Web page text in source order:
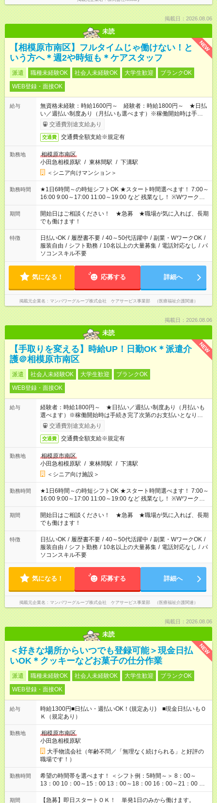
掲載日：2026.08.06
未読
NEW
【相模原市南区】フルタイムじゃ働けない！と
いう方へ＊週2や時短も＊ケアスタッフ
派遣 職種未経験OK 社会人未経験OK 大学生歓迎
ブランクOK
WEB登録・面接OK
給与
無資格未経験：時給1600円～ 経験者：時給1800円～ ★日払
い／週払い制度あり（月払いも選べます）※稼働開始時は手続き
完了次第のお支払いとなります。
交通費別途支給あり
交通費 交通費全額支給※規定有
勤務地
相模原市南区
小田急相模原駅 / 東林間駅 / 下溝駅
＜シニア向けマンション＞
勤務時間
★1日6時間～の時短シフトOK ★スタート時間選べます！ 7:00～
16:00 9:00～17:00 11:00～19:00 など 残業なし！ ※Wワークの
場合、他のお仕事と合わせ週40時間超の就業はご案内できませ
ん ※法令に基づき、週20時間以上勤務は社会保険への加入対象
となります ※労働者派遣法（日雇い派遣の原則禁止）により、
短時間・短期間の就業はご案内が難しい場合があります
期間
開始日はご相談ください！ ★急募 ★職場が気に入れば、長期
でも働けます！
特徴 日払いOK / 履歴書不要 / 40～50代活躍中 / 副業・WワークOK /
服装自由 / シフト勤務 / 10名以上の大量募集 / 電話対応なし / パ
ソコンスキル不要
気になる！ 応募する 詳細へ
掲載元企業名 マンパワーグループ株式会社 ケアサービス事業部 （医療福祉介護関連）
掲載日：2026.08.06
未読
NEW
【手取りを変える】時給UP！日勤OK＊派遣介
護＠相模原市南区
派遣 社会人未経験OK 大学生歓迎
ブランクOK
WEB登録・面接OK
給与
経験者：時給1800円～ ★日払い／週払い制度あり（月払いも
選べます）※稼働開始時は手続き完了次第のお支払いとなりま
す。交通費別途支給あり
交通費 交通費全額支給※規定有
勤務地
相模原市南区
小田急相模原駅 / 東林間駅 / 下溝駅
＜シニア向け施設＞
勤務時間
★1日6時間～の時短シフトOK ★スタート時間選べます！ 7:00～
16:00 9:00～17:00 11:00～19:00 など 残業なし！ ※Wワークの
場合、他のお仕事と合わせ週40時間超の就業はご案内できませ
ん ※法令に基づき、週20時間以上勤務は社会保険への加入対象
となります ※労働者派遣法（日雇い派遣の原則禁止）により、
短時間・短期間の就業はご案内が難しい場合があります
期間
開始日はご相談ください！ ★急募 ★職場が気に入れば、長期
でも働けます！
特徴 日払いOK / 履歴書不要 / 40～50代活躍中 / 副業・WワークOK /
服装自由 / シフト勤務 / 10名以上の大量募集 / 電話対応なし / パ
ソコンスキル不要
気になる！ 応募する 詳細へ
掲載元企業名 マンパワーグループ株式会社 ケアサービス事業部 （医療福祉介護関連）
掲載日：2026.08.06
未読
NEW
＜好きな場所からいつでも登録可能＞現金日払
いOK＊クッキーなどお菓子の仕分作業
派遣 職種未経験OK 社会人未経験OK 大学生歓迎
ブランクOK
WEB登録・面接OK
給与
時給1300円■日払い・週払いOK！(規定あり) ■現金日払いもＯ
Ｋ（規定あり）
勤務地
相模原市南区
小田急相模原駅
大手物流会社（年齢不問／「無理なく続けられる」と好評の
職場です！）
勤務時間
希望の時間帯を選べます！ ＜シフト例：5時間～＞ 8：00～
13：00 10：00～15：00 13：00～18：00 16：00～21：00 ＜
シフト例：8時間～＞ ・10：00～19：00 ・13：00～22：00 ・
22：00～翌6：00 など！是非ご希望をお聞かせください！
期間 【急募】即日スタートＯＫ！ 単発1日のみから働けます。